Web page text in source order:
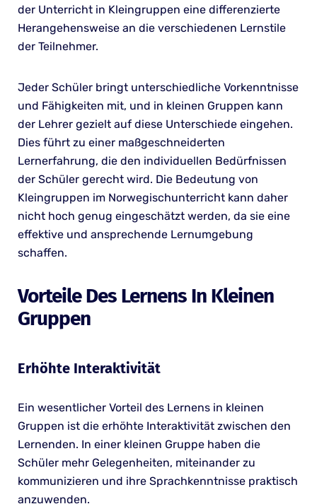
der Unterricht in Kleingruppen eine differenzierte
Herangehensweise an die verschiedenen Lernstile
der Teilnehmer.
Jeder Schüler bringt unterschiedliche Vorkenntnisse
und Fähigkeiten mit, und in kleinen Gruppen kann
der Lehrer gezielt auf diese Unterschiede eingehen.
Dies führt zu einer maßgeschneiderten
Lernerfahrung, die den individuellen Bedürfnissen
der Schüler gerecht wird. Die Bedeutung von
Kleingruppen im Norwegischunterricht kann daher
nicht hoch genug eingeschätzt werden, da sie eine
effektive und ansprechende Lernumgebung
schaffen.
Vorteile Des Lernens In Kleinen
Gruppen
Erhöhte Interaktivität
Ein wesentlicher Vorteil des Lernens in kleinen
Gruppen ist die erhöhte Interaktivität zwischen den
Lernenden. In einer kleinen Gruppe haben die
Schüler mehr Gelegenheiten, miteinander zu
kommunizieren und ihre Sprachkenntnisse praktisch
anzuwenden.